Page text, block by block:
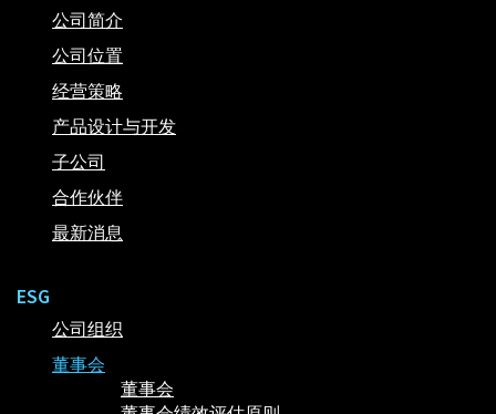
公司简介
公司位置
经营策略
产品设计与开发
子公司
合作伙伴
最新消息
ESG
公司组织
董事会
董事会